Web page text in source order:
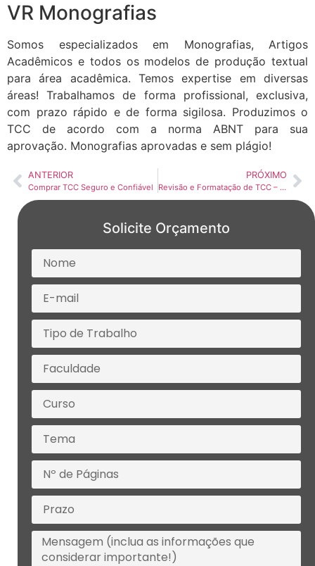
VR Monografias
Somos especializados em Monografias, Artigos
Acadêmicos e todos os modelos de produção textual
para área acadêmica. Temos expertise em diversas
áreas! Trabalhamos de forma profissional, exclusiva,
com prazo rápido e de forma sigilosa. Produzimos o
TCC de acordo com a norma ABNT para sua
aprovação. Monografias aprovadas e sem plágio!
ANTERIOR
Comprar TCC Seguro e Confiável
PRÓXIMO
Revisão e Formatação de TCC – Solicite Orçamento
Solicite Orçamento